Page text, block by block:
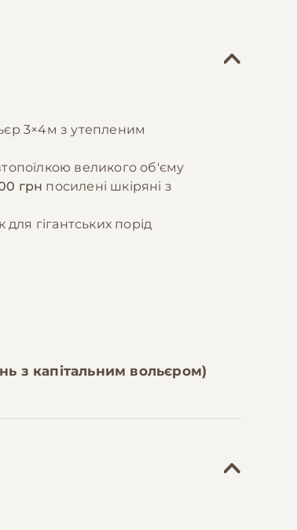
3×4м з утепленим
великого об'єму
грн посилені шкіряні з
гігантських порід
з капітальним вольєром)